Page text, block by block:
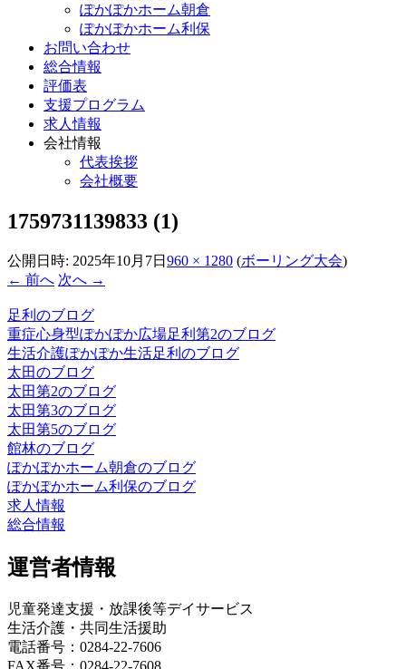
ぽかぽかホーム朝倉
ぽかぽかホーム利保
お問い合わせ
総合情報
評価表
支援プログラム
求人情報
会社情報
代表挨拶
会社概要
1759731139833 (1)
公開日時: 2025年10月7日 960 × 1280 (ボーリング大会)
← 前へ 次へ →
足利のブログ
重症心身型ぽかぽか広場足利第2のブログ
生活介護ぽかぽか生活足利のブログ
太田のブログ
太田第2のブログ
太田第3のブログ
太田第5のブログ
館林のブログ
ぽかぽかホーム朝倉のブログ
ぽかぽかホーム利保のブログ
求人情報
総合情報
運営者情報
児童発達支援・放課後等デイサービス
生活介護・共同生活援助
電話番号：0284-22-7606
FAX番号：0284-22-7608